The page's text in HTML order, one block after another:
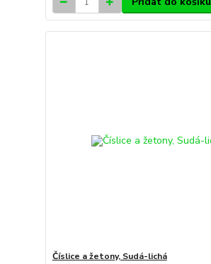
Číslice a žetony, Sudá-lichá